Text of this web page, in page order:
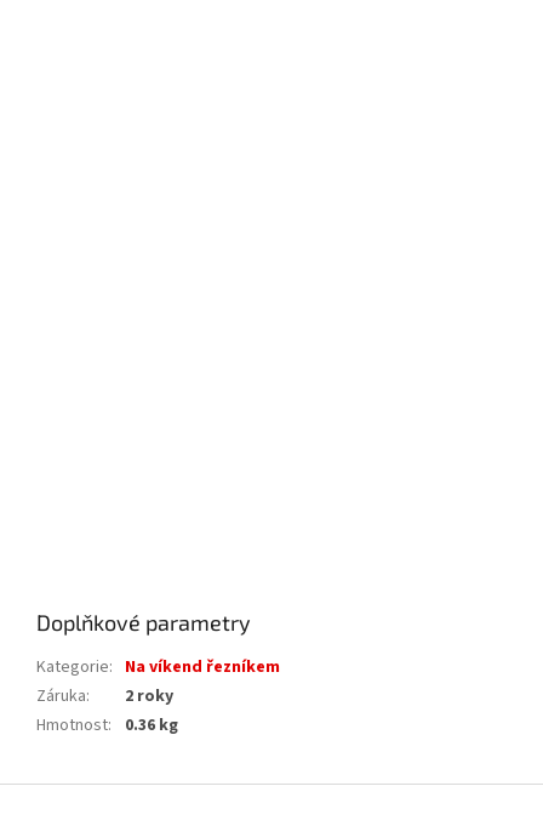
Doplňkové parametry
Kategorie: Na víkend řezníkem
Záruka:
2 roky
Hmotnost: 0.36 kg